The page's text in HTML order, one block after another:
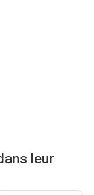
leur